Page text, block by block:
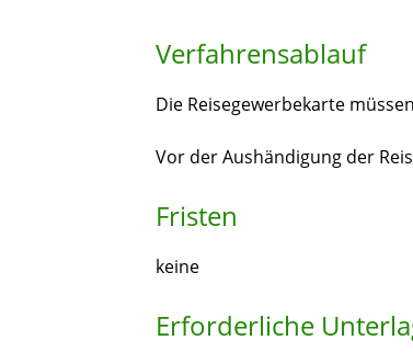
Verfahrensablauf
Die Reisegewerbekarte
Vor der Aushändigung der
Fristen
keine
Erforderliche